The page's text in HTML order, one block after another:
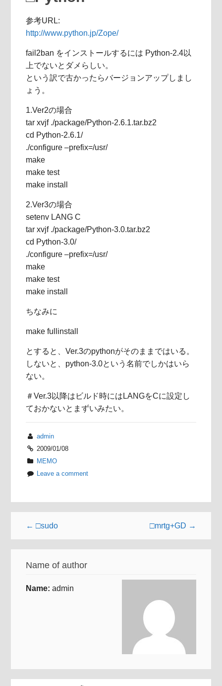
参考URL:
http://www.python.jp/Zope/
fail2ban をインストールするには Python-2.4以
上でないとダメらしい。
という訳で古かったらバージョンアップしまし
ょう。
1.Ver2の場合
tar xvjf ./package/Python-2.6.1.tar.bz2
cd Python-2.6.1/
./configure –prefix=/usr/
make
make test
make install
2.Ver3の場合
setenv LANG C
tar xvjf ./package/Python-3.0.tar.bz2
cd Python-3.0/
./configure –prefix=/usr/
make
make test
make install
ちなみに
make fullinstall
とすると、Ver.3のpythonがそのままではいる。
しないと、python-3.0という名前でしかはいら
ない。
＃Ver.3以降はビルド時にはLANGをCに設定し
ておかないとまずいみたい。
admin
2009/01/08
MEMO
Leave a comment
← □sudo □mrtg+GD →
Name of author
Name:admin